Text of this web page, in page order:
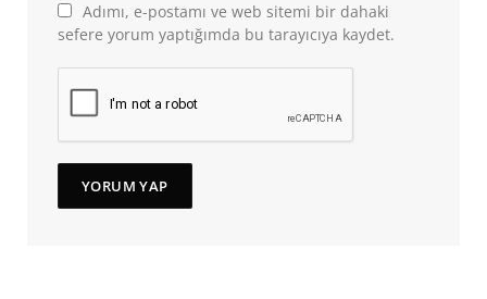
Adımı, e-postamı ve web sitemi bir dahaki
sefere yorum yaptığımda bu tarayıcıya kaydet.